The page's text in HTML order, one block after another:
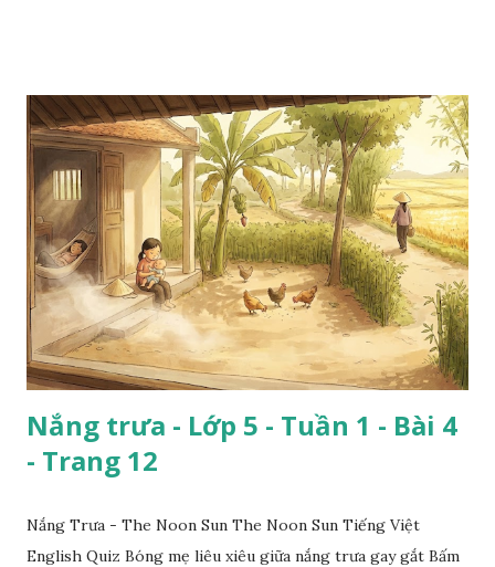
Nắng trưa - Lớp 5 - Tuần 1 - Bài 4
- Trang 12
Nắng Trưa - The Noon Sun The Noon Sun Tiếng Việt
English Quiz Bóng mẹ liêu xiêu giữa nắng trưa gay gắt Bấm